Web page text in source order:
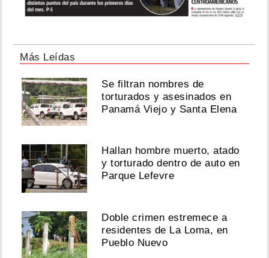
Más Leídas
Se filtran nombres de
torturados y asesinados en
Panamá Viejo y Santa Elena
Hallan hombre muerto, atado
y torturado dentro de auto en
Parque Lefevre
Doble crimen estremece a
residentes de La Loma, en
Pueblo Nuevo